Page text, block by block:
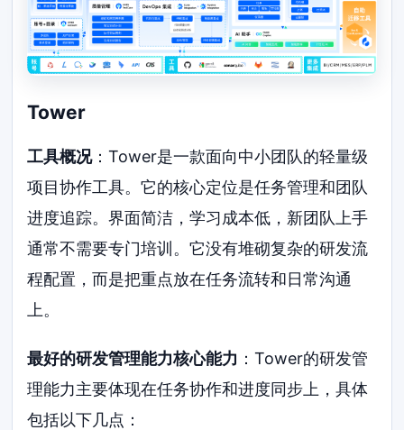
Tower
工具概况：Tower是一款面向中小团队的轻量级
项目协作工具。它的核心定位是任务管理和团队
进度追踪。界面简洁，学习成本低，新团队上手
通常不需要专门培训。它没有堆砌复杂的研发流
程配置，而是把重点放在任务流转和日常沟通
上。
最好的研发管理能力核心能力 ：Tower的研发管
理能力主要体现在任务协作和进度同步上，具体
包括以下几点：